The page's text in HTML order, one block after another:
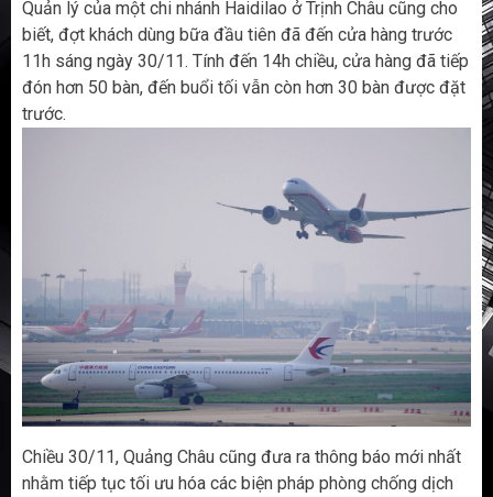
Quản lý của một chi nhánh Haidilao ở Trịnh Châu cũng cho
biết, đợt khách dùng bữa đầu tiên đã đến cửa hàng trước
11h sáng ngày 30/11. Tính đến 14h chiều, cửa hàng đã tiếp
đón hơn 50 bàn, đến buổi tối vẫn còn hơn 30 bàn được đặt
trước.
Chiều 30/11, Quảng Châu cũng đưa ra thông báo mới nhất
nhằm tiếp tục tối ưu hóa các biện pháp phòng chống dịch